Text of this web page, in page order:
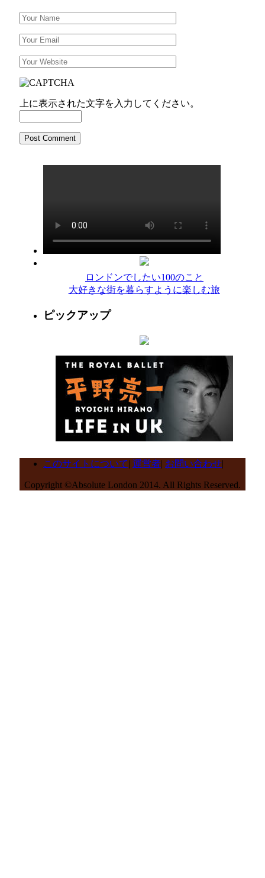
上に表示された文字を入力してください。
ロンドンでしたい100のこと
大好きな街を暮らすように楽しむ旅
ピックアップ
このサイトについて| 運営者| お問い合わせ|
Copyright ©Absolute London 2014. All Rights Reserved.